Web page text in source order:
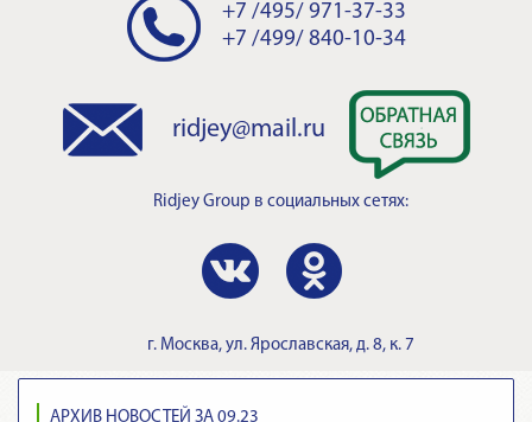
+7 /495/ 971-37-33
+7 /499/ 840-10-34
ridjey@mail.ru
Ridjey Group в социальных сетях:
г. Москва, ул. Ярославская, д. 8, к. 7
АРХИВ НОВОСТЕЙ ЗА 09.23